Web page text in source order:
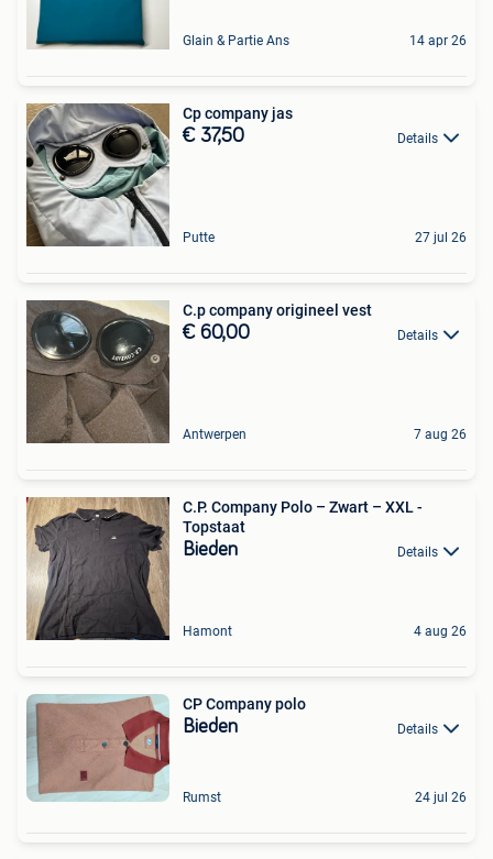
Glain & Partie Ans 14 apr 26
Cp company jas
€ 37,50 Details
Putte 27 jul 26
C.p company origineel vest
€ 60,00 Details
Antwerpen 7 aug 26
C.P. Company Polo – Zwart – XXL -
Topstaat
Bieden Details
Hamont 4 aug 26
CP Company polo
Bieden Details
Rumst 24 jul 26